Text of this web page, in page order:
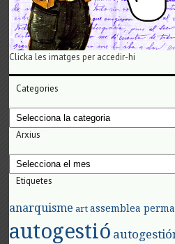
Clicka les imatges per accedir-hi
Categories
Categories
Arxius
Arxius
Etiquetes
anarquisme art assemblea
autogestió